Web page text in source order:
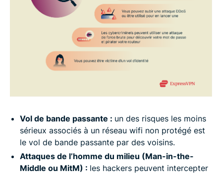
Vol de bande passante : un des risques les moins
sérieux associés à un réseau wifi non protégé est
le vol de bande passante par des voisins.
Attaques de l’homme du milieu (Man-in-the-
Middle ou MitM) : les hackers peuvent intercepter